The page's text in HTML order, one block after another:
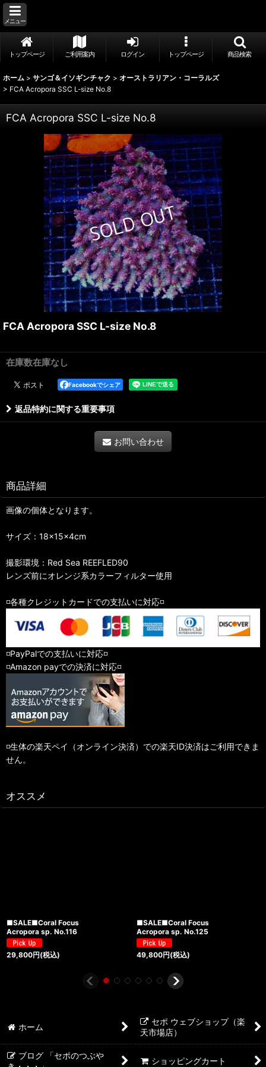
メニュー
トップページ ご利用案内 ログイン トップページ 商品検索
ホーム > サンゴ＆イソギンチャク > オーストラリアン・コーラルズ
> FCA Acropora SSC L-size No.8
FCA Acropora SSC L-size No.8
FCA Acropora SSC L-size No.8
在庫数在庫なし
Facebookでシェア
返品特約に関する重要事項
お問い合わせ
商品詳細
画像の個体となります。
サイズ：18×15×4cm
撮影環境：Red Sea REEFLED90
レンズ前にオレンジ系カラーフィルター使用
◽️各種クレジットカードでの支払いに対応◽️
◽️PayPalでの支払いに対応◽️
◽️Amazon payでの決済に対応◽️
◽️生体の楽天ペイ（オンライン決済）での楽天ID決済はご利用できま
せん。
オススメ
■SALE■Coral Focus
Acropora sp. No.116
29,800円(税込)
■SALE■Coral Focus
Acropora sp. No.125
49,800円(税込)
ホーム
セポ ウェブショップ（楽
天市場店）
ブログ 「セポのつぶや
ショッピングカート